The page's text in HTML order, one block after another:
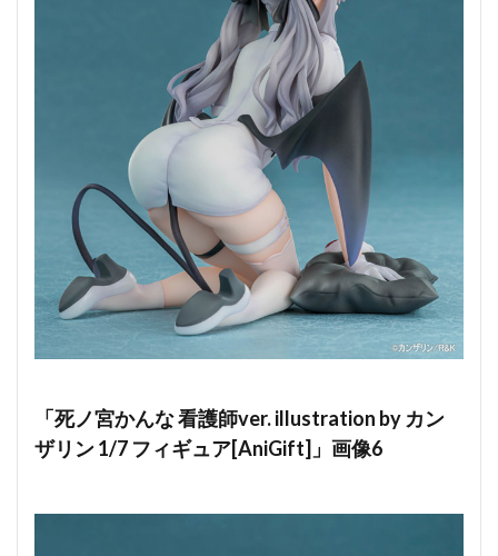
「死ノ宮かんな 看護師ver. illustration by カン
ザリン 1/7 フィギュア[AniGift]」画像6